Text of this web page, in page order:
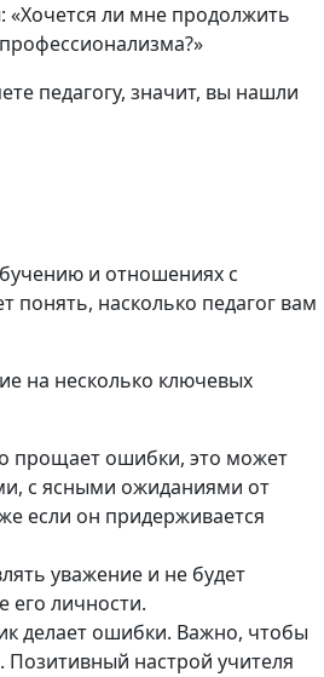
ли мне продолжить
педагогу, значит, вы нашли
и отношениях с
понять, насколько педагог вам
на несколько ключевых
прощает ошибки, это может
с ясными ожиданиями от
если он придерживается
уважение и не будет
его личности.
делает ошибки. Важно, чтобы
настрой учителя